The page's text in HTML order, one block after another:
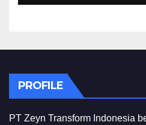
PROFILE
PT Zeyn Transform Indonesia